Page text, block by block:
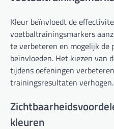
Kleur beïnvloedt de
voetbaltrainingsmarkers
te verbeteren en mogelijk de
beïnvloeden. Het kiezen van
tijdens oefeningen
trainingsresultaten verhogen.
kleuren